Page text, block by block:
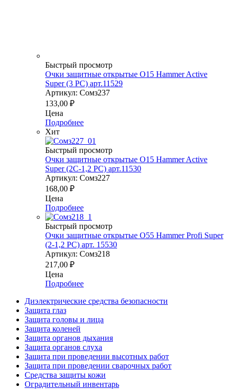
Быстрый просмотр
Очки защитные открытые О15 Hammer Active
Super (3 PC) арт.11529
Артикул: Сомз237
133,00 ₽
Цена
Подробнее
Хит
Быстрый просмотр
Очки защитные открытые О15 Hammer Active
Super (2С-1,2 PC) арт.11530
Артикул: Сомз227
168,00 ₽
Цена
Подробнее
Быстрый просмотр
Очки защитные открытые О55 Hammer Profi Super
(2-1,2 PC) арт. 15530
Артикул: Сомз218
217,00 ₽
Цена
Подробнее
Диэлектрические средства безопасности
Защита глаз
Защита головы и лица
Защита коленей
Защита органов дыхания
Защита органов слуха
Защита при проведении высотных работ
Защита при проведении сварочных работ
Средства защиты кожи
Оградительный инвентарь